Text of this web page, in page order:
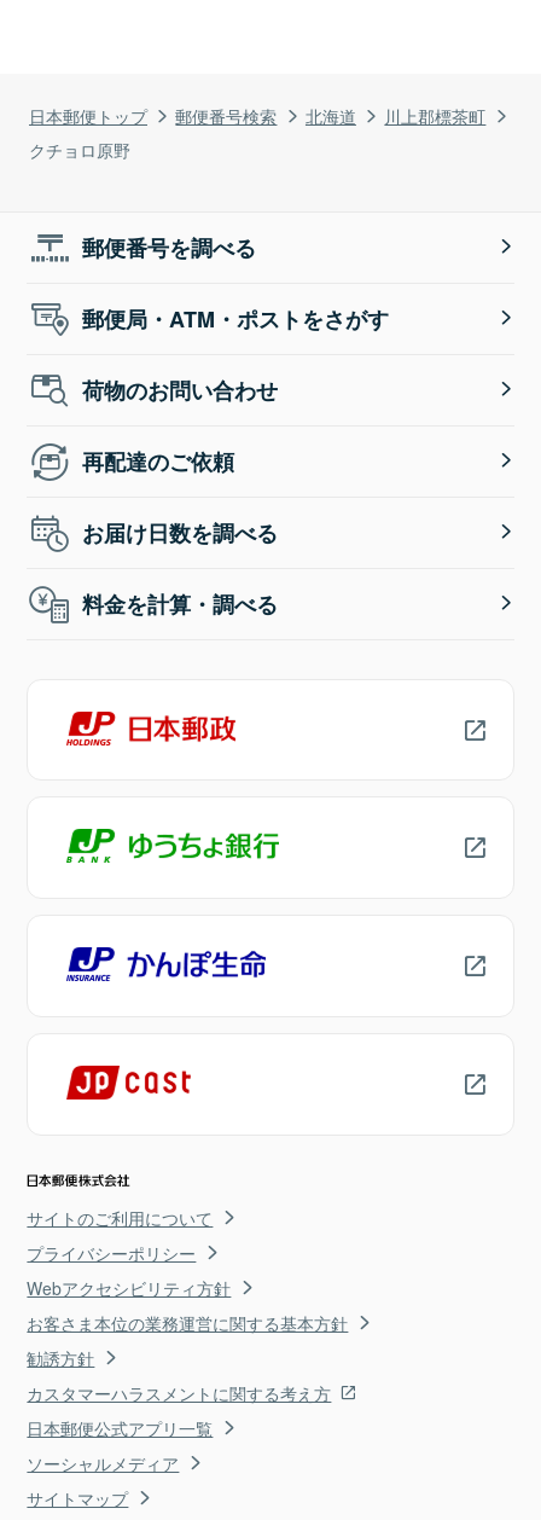
日本郵便トップ 郵便番号検索 北海道
川上郡標茶町
クチョロ原野
郵便番号を調べる
郵便局・ATM・ポストをさがす
荷物のお問い合わせ
再配達のご依頼
お届け日数を調べる
料金を計算・調べる
サイトのご利用について
プライバシーポリシー
Webアクセシビリティ方針
お客さま本位の業務運営に関する基本方針
勧誘方針
カスタマーハラスメントに関する考え方
日本郵便公式アプリ一覧
ソーシャルメディア
サイトマップ